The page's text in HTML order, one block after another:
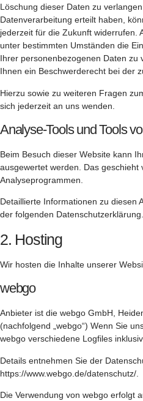
Löschung dieser Daten zu
Datenverarbeitung erteilt haben,
jederzeit für die Zukunft widerrufen.
unter bestimmten Umständen die
Ihrer personenbezogenen Daten zu
Ihnen ein Beschwerderecht bei der
Hierzu sowie zu weiteren Fragen
sich jederzeit an uns wenden.
Analyse-Tools und Tools
Beim Besuch dieser Website kann
ausgewertet werden. Das geschieht
Analyseprogrammen.
Detaillierte Informationen zu diesen
der folgenden Datenschutzerklärung.
2. Hosting
Wir hosten die Inhalte unserer
webgo
Anbieter ist die webgo GmbH,
(nachfolgend „webgo“) Wenn Sie
webgo verschiedene Logfiles
Details entnehmen Sie der
https://www.webgo.de/datenschutz/
Die Verwendung von webgo erfolgt